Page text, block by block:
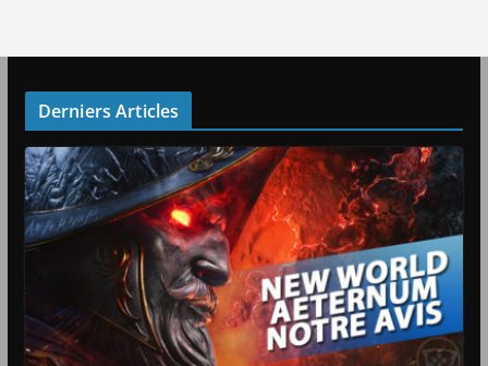
Derniers Articles